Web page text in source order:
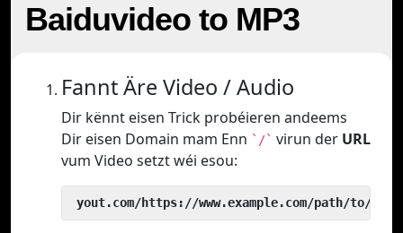
Baiduvideo to MP3
Fannt Äre Video / Audio
Dir kënnt eisen Trick probéieren andeems
Dir eisen Domain mam Enn `/` virun der URL
vum Video setzt wéi esou:
yout.com/https://www.example.com/path/to/